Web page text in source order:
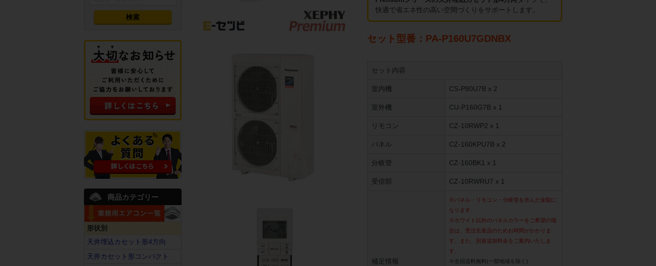
快適で省エネ性の高い空間づくりをサポートします。
セット型番：PA-P160U7GDNBX
セット内容
室内機 CS-P80U7B x 2
室外機 CU-P160G7B x 1
リモコン CZ-10RWP2 x 1
パネル CZ-160KPU7B x 2
分岐管 CZ-160BK1 x 1
受信部 CZ-10RWRU7 x 1
補足情報
※パネル・リモコン・分岐管を含んだ金額に
なります
※ホワイト以外のパネルカラーをご希望の場
合は、受注生産品のためお時間がかかりま
す。また、別途追加料金をご案内いたしま
す。
※全国送料無料(一部地域を除く)
商品カテゴリー
形状別
天井埋込カセット形4方向
天井カセット形コンパクト